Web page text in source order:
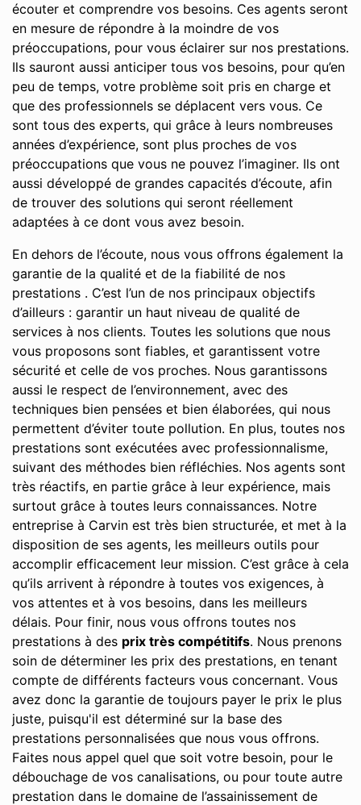
écouter et comprendre vos besoins. Ces agents seront
en mesure de répondre à la moindre de vos
préoccupations, pour vous éclairer sur nos prestations.
Ils sauront aussi anticiper tous vos besoins, pour qu’en
peu de temps, votre problème soit pris en charge et
que des professionnels se déplacent vers vous. Ce
sont tous des experts, qui grâce à leurs nombreuses
années d’expérience, sont plus proches de vos
préoccupations que vous ne pouvez l’imaginer. Ils ont
aussi développé de grandes capacités d’écoute, afin
de trouver des solutions qui seront réellement
adaptées à ce dont vous avez besoin.
En dehors de l’écoute, nous vous offrons également la
garantie de la qualité et de la fiabilité de nos
prestations . C’est l’un de nos principaux objectifs
d’ailleurs : garantir un haut niveau de qualité de
services à nos clients. Toutes les solutions que nous
vous proposons sont fiables, et garantissent votre
sécurité et celle de vos proches. Nous garantissons
aussi le respect de l’environnement, avec des
techniques bien pensées et bien élaborées, qui nous
permettent d’éviter toute pollution. En plus, toutes nos
prestations sont exécutées avec professionnalisme,
suivant des méthodes bien réfléchies. Nos agents sont
très réactifs, en partie grâce à leur expérience, mais
surtout grâce à toutes leurs connaissances. Notre
entreprise à Carvin est très bien structurée, et met à la
disposition de ses agents, les meilleurs outils pour
accomplir efficacement leur mission. C’est grâce à cela
qu’ils arrivent à répondre à toutes vos exigences, à
vos attentes et à vos besoins, dans les meilleurs
délais. Pour finir, nous vous offrons toutes nos
prestations à des prix très compétitifs. Nous prenons
soin de déterminer les prix des prestations, en tenant
compte de différents facteurs vous concernant. Vous
avez donc la garantie de toujours payer le prix le plus
juste, puisqu'il est déterminé sur la base des
prestations personnalisées que nous vous offrons.
Faites nous appel quel que soit votre besoin, pour le
débouchage de vos canalisations, ou pour toute autre
prestation dans le domaine de l’assainissement de